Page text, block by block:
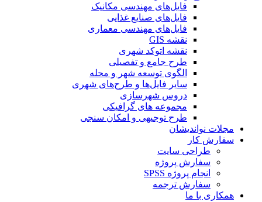
فایل‌های مهندسی مکانیک
فایل‌های صنایع غذایی
فایل‌های مهندسی معماری
نقشه GIS
نقشه اتوکد شهری
طرح جامع و تفصیلی
الگوی توسعه شهر و محله
سایر فایل‌ها و طرح‌های شهری
دروس شهرسازی
مجموعه های گرافیکی
طرح توجیهی و امکان سنجی
مجلات نواندیشان
سفارش کار
طراحی سایت
سفارش پروژه
انجام پروژه SPSS
سفارش ترجمه
همکاری با ما